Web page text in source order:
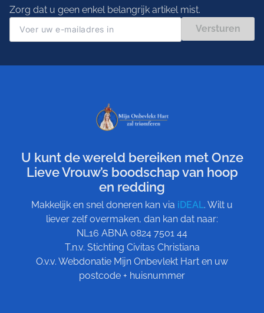
Zorg dat u geen enkel belangrijk artikel mist.
Versturen
U kunt de wereld bereiken met Onze
Lieve Vrouw’s boodschap van hoop
en redding
Makkelijk en snel doneren kan via iDEAL. Wilt u
liever zelf overmaken, dan kan dat naar:
NL16 ABNA 0824 7501 44
T.n.v. Stichting Civitas Christiana
O.v.v. Webdonatie Mijn Onbevlekt Hart en uw
postcode + huisnummer